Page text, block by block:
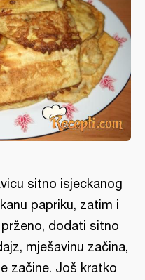
sitno isjeckanog
papriku, zatim i
dodati sitno
mješavinu začina,
začine. Još kratko